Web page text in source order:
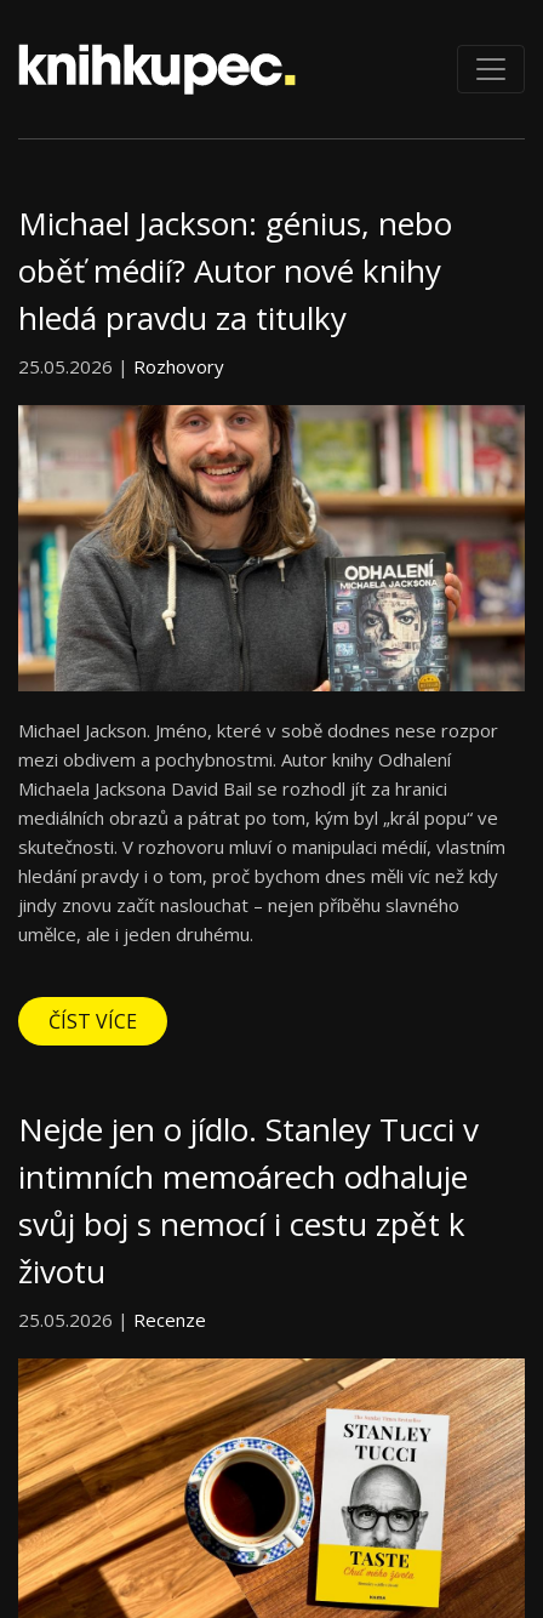
Michael Jackson: génius, nebo
oběť médií? Autor nové knihy
hledá pravdu za titulky
25.05.2026 | Rozhovory
Michael Jackson. Jméno, které v sobě dodnes nese rozpor
mezi obdivem a pochybnostmi. Autor knihy Odhalení
Michaela Jacksona David Bail se rozhodl jít za hranici
mediálních obrazů a pátrat po tom, kým byl „král popu“ ve
skutečnosti. V rozhovoru mluví o manipulaci médií, vlastním
hledání pravdy i o tom, proč bychom dnes měli víc než kdy
jindy znovu začít naslouchat – nejen příběhu slavného
umělce, ale i jeden druhému.
ČÍST VÍCE
Nejde jen o jídlo. Stanley Tucci v
intimních memoárech odhaluje
svůj boj s nemocí i cestu zpět k
životu
25.05.2026 | Recenze